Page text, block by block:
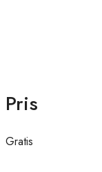
Pris
Gratis